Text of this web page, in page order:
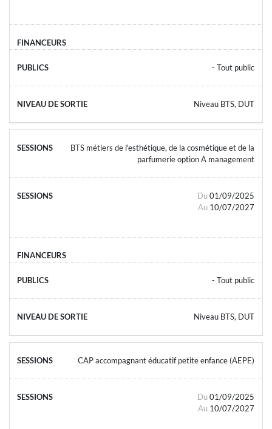
- Tout public
Niveau BTS, DUT
BTS métiers de l'esthétique, de la cosmétique et de la
parfumerie option A management
Du 01/09/2025
Au 10/07/2027
- Tout public
Niveau BTS, DUT
CAP accompagnant éducatif petite enfance (AEPE)
Du 01/09/2025
Au 10/07/2027